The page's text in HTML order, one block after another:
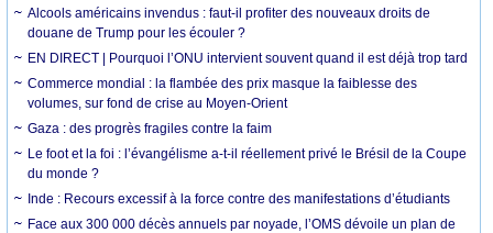
Alcools américains invendus : faut-il profiter des nouveaux droits de
douane de Trump pour les écouler ?
EN DIRECT | Pourquoi l’ONU intervient souvent quand il est déjà trop tard
Commerce mondial : la flambée des prix masque la faiblesse des
volumes, sur fond de crise au Moyen-Orient
Gaza : des progrès fragiles contre la faim
Le foot et la foi : l’évangélisme a-t-il réellement privé le Brésil de la Coupe
du monde ?
Inde : Recours excessif à la force contre des manifestations d’étudiants
Face aux 300 000 décès annuels par noyade, l’OMS dévoile un plan de